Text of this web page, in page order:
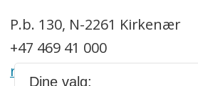
P.b. 130, N-2261 Kirkenær
+47 469 41 000
redaksjonen@trenytt.no
Dine valg: